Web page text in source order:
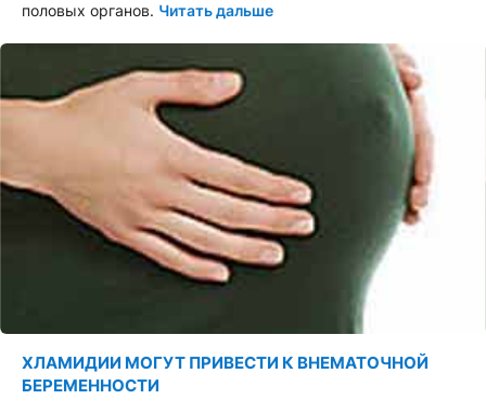
половых органов. Читать дальше
ХЛАМИДИИ МОГУТ ПРИВЕСТИ К ВНЕМАТОЧНОЙ
БЕРЕМЕННОСТИ